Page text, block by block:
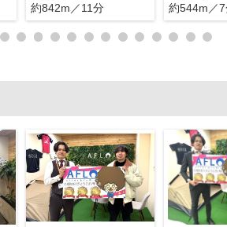
約842m／11分
約544m／